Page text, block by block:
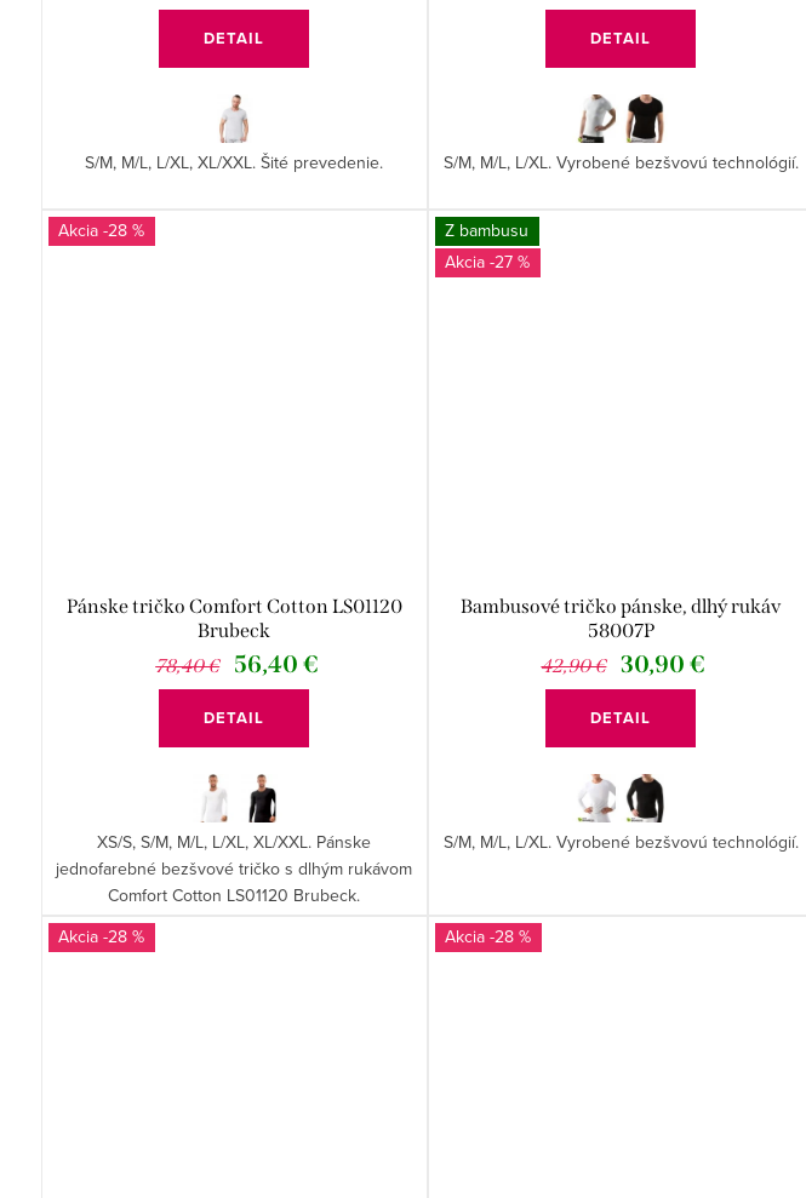
DETAIL
S/M, M/L, L/XL, XL/XXL. Šité prevedenie.
DETAIL
S/M, M/L, L/XL. Vyrobené bezšvovú technológií.
-28 %
Pánske tričko Comfort Cotton LS01120
Brubeck
78,40 €
56,40 €
DETAIL
XS/S, S/M, M/L, L/XL, XL/XXL. Pánske
jednofarebné bezšvové tričko s dlhým rukávom
Comfort Cotton LS01120 Brubeck.
Z bambusu
-27 %
Bambusové tričko pánske, dlhý rukáv
58007P
42,90 €
30,90 €
DETAIL
S/M, M/L, L/XL. Vyrobené bezšvovú technológií.
-28 % -28 %